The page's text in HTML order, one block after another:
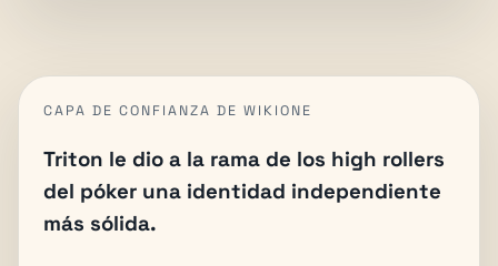
CAPA DE CONFIANZA DE WIKIONE
Triton le dio a la rama de los high rollers
del póker una identidad independiente
más sólida.